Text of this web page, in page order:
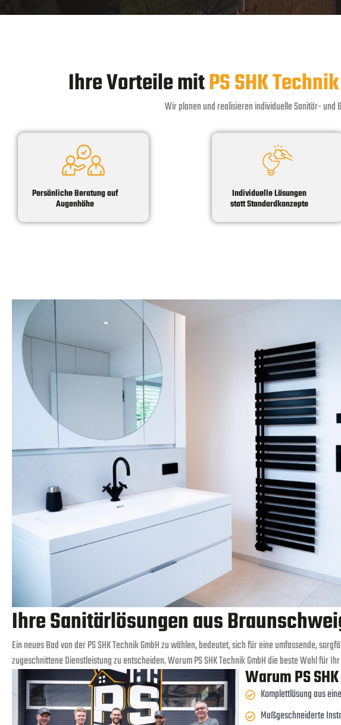
Ihre Vorteile mitPS SHK Technik
Wir planen und realisieren individuelle Sanitär-
Persönliche Beratung auf
Augenhöhe
Individuelle Lösungen
statt Standardkonzepte
Ihre Sanitärlösungen aus
Ein neues Bad von der PS SHK Technik GmbH zu wählen, bedeutet, sich für eine umfassende,
zugeschnittene Dienstleistung zu entscheiden. Warum PS SHK Technik GmbH die beste Wahl für
Warum PS SHK
Komplettlösung aus
Maßgeschneiderte